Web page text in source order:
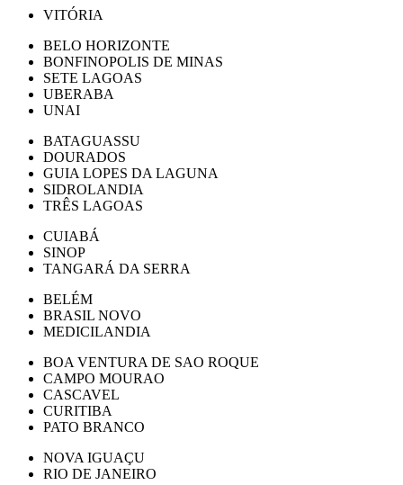
VITÓRIA
BELO HORIZONTE
BONFINOPOLIS DE MINAS
SETE LAGOAS
UBERABA
UNAI
BATAGUASSU
DOURADOS
GUIA LOPES DA LAGUNA
SIDROLANDIA
TRÊS LAGOAS
CUIABÁ
SINOP
TANGARÁ DA SERRA
BELÉM
BRASIL NOVO
MEDICILANDIA
BOA VENTURA DE SAO ROQUE
CAMPO MOURAO
CASCAVEL
CURITIBA
PATO BRANCO
NOVA IGUAÇU
RIO DE JANEIRO